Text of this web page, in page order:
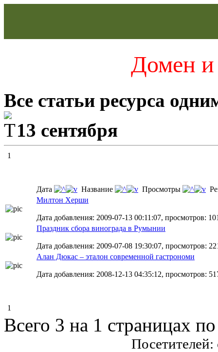
Домен и
Все статьи ресурса
13 сентября
1
Дата Название Просмотры
Милтон Херши
Дата добавления: 2009-07-13 00:11:07, просмотров:
Праздник сбора винограда в Румынии
Дата добавления: 2009-07-08 19:30:07, просмотров:
Алан Дюкас – эталон современной гастрономи
Дата добавления: 2008-12-13 04:35:12, просмотров:
1
Всего 3 на 1 страницах
Посетителей: